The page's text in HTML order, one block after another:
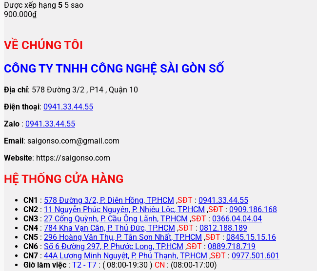
Được xếp hạng 5 5 sao
900.000₫
VỀ CHÚNG TÔI
CÔNG TY TNHH CÔNG NGHỆ SÀI GÒN SỐ
Địa chỉ: 578 Đường 3/2 , P14 , Quận 10
Điện thoại: 0941.33.44.55
Zalo : 0941.33.44.55
Email: saigonso.com@gmail.com
Website: https://saigonso.com
HỆ THỐNG CỬA HÀNG
CN1 : 578 Đường 3/2, P. Diên Hồng, TP.HCM ,SĐT : 0941.33.44.55
CN2 : 11 Nguyễn Phúc Nguyên, P. Nhiêu Lộc, TP.HCM ,SĐT : 0909.186.168
CN3 : 27 Cống Quỳnh, P. Cầu Ông Lãnh, TP.HCM ,SĐT : 0366.04.04.04
CN4 : 784 Kha Vạn Cân, P. Thủ Đức, TP.HCM ,SĐT : 0812.188.189
CN5 : 296 Hoàng Văn Thụ, P. Tân Sơn Nhất, TP.HCM ,SĐT : 0845.15.15.16
CN6 : Số 6 Đường 297, P. Phước Long, TP.HCM ,SĐT : 0889.718.719
CN7 : 44A Lương Minh Nguyệt, P. Phú Thạnh, TP.HCM ,SĐT : 0977.501.601
Giờ làm việc : T2 - T7 : ( 08:00-19:30 ) CN : (08:00-17:00)